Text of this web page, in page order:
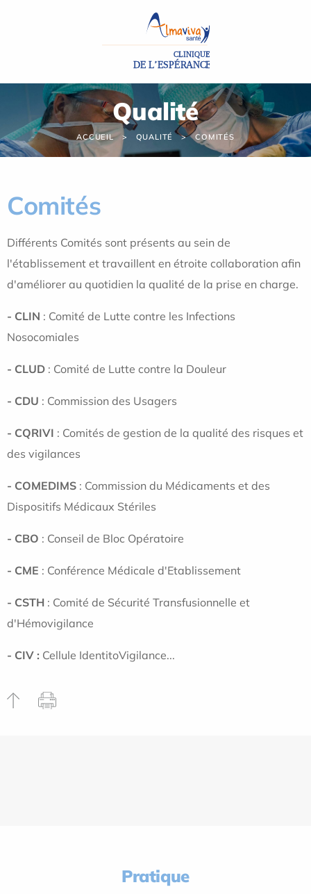
Qualité
ACCUEIL QUALITÉ COMITÉS
Comités
Différents Comités sont présents au sein de
l'établissement et travaillent en étroite collaboration afin
d'améliorer au quotidien la qualité de la prise en charge.
- CLIN : Comité de Lutte contre les Infections
Nosocomiales
- CLUD : Comité de Lutte contre la Douleur
- CDU : Commission des Usagers
- CQRIVI : Comités de gestion de la qualité des risques et
des vigilances
- COMEDIMS : Commission du Médicaments et des
Dispositifs Médicaux Stériles
- CBO : Conseil de Bloc Opératoire
- CME : Conférence Médicale d'Etablissement
- CSTH : Comité de Sécurité Transfusionnelle et
d'Hémovigilance
- CIV : Cellule IdentitoVigilance...
Pratique